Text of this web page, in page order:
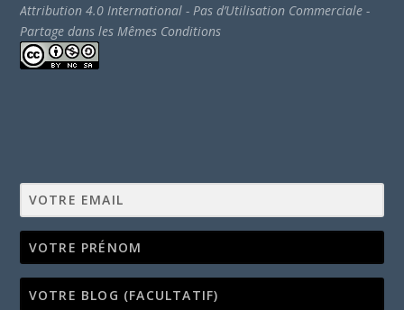
Attribution 4.0 International - Pas d’Utilisation Commerciale -
Partage dans les Mêmes Conditions